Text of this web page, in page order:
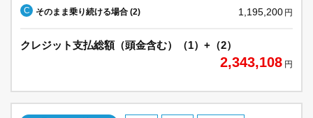
C そのまま乗り続ける場合 (2) 1,195,200 円
クレジット支払総額（頭金含む）（1）+（2）
2,343,108 円